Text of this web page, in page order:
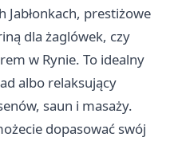
Jabłonkach, prestiżowe
dla żaglówek, czy
w Rynie. To idealny
albo relaksujący
saun i masaży.
dopasować swój